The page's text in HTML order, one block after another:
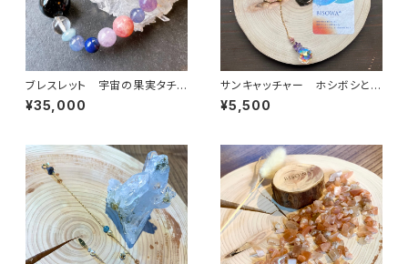
ブレスレット 宇宙の果実タチと
アソボウ
¥35,000
サンキャッチャー ホシボシとア
ソブ唄
¥5,500